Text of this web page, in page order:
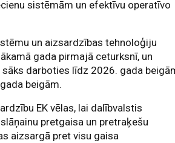
sistēmām un efektīvu operatīvo
un aizsardzības tehnoloģiju
gada pirmajā ceturksnī, un
darboties līdz 2026. gada
beigām.
EK vēlas, lai dalībvalstis
pretgaisa un pretraķešu
aizsargā pret visu gaisa